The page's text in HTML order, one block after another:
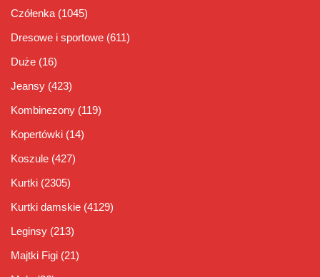
Czółenka (1045)
Dresowe i sportowe (611)
Duże (16)
Jeansy (423)
Kombinezony (119)
Kopertówki (14)
Koszule (427)
Kurtki (2305)
Kurtki damskie (4129)
Leginsy (213)
Majtki Figi (21)